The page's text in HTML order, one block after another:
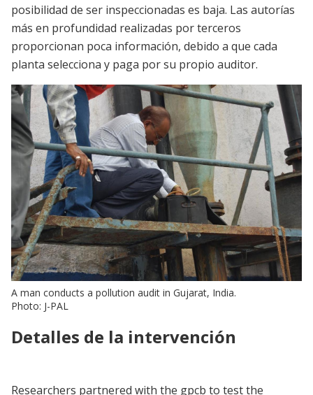
posibilidad de ser inspeccionadas es baja. Las autorías
más en profundidad realizadas por terceros
proporcionan poca información, debido a que cada
planta selecciona y paga por su propio auditor.
A man conducts a pollution audit in Gujarat, India.
Photo: J-PAL
Detalles de la intervención
Researchers partnered with the gpcb to test the